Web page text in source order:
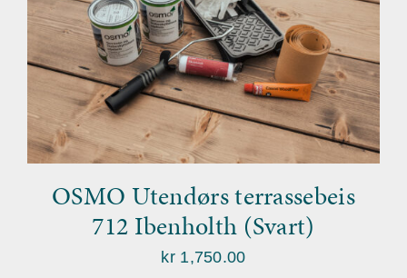
OSMO Utendørs terrassebeis
712 Ibenholth (Svart)
kr1,750.00